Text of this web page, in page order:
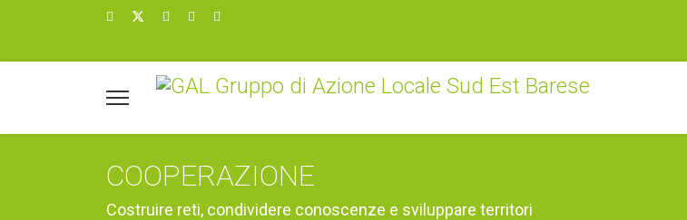
COOPERAZIONE
Costruire reti, condividere conoscenze e sviluppare territori